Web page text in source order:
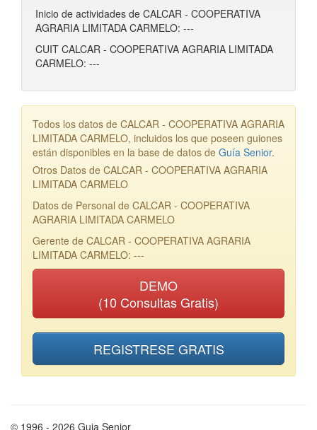
Inicio de actividades de CALCAR - COOPERATIVA
AGRARIA LIMITADA CARMELO: ---
CUIT CALCAR - COOPERATIVA AGRARIA LIMITADA
CARMELO: ---
Todos los datos de CALCAR - COOPERATIVA AGRARIA
LIMITADA CARMELO, incluidos los que poseen guiones
están disponibles en la base de datos de Guía Senior.
Otros Datos de CALCAR - COOPERATIVA AGRARIA
LIMITADA CARMELO
Datos de Personal de CALCAR - COOPERATIVA
AGRARIA LIMITADA CARMELO
Gerente de CALCAR - COOPERATIVA AGRARIA
LIMITADA CARMELO: ---
DEMO
(10 Consultas Gratis)
REGISTRESE GRATIS
© 1996 - 2026 Guia Senior